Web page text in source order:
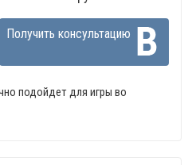
Получить консультацию
подойдет для игры во